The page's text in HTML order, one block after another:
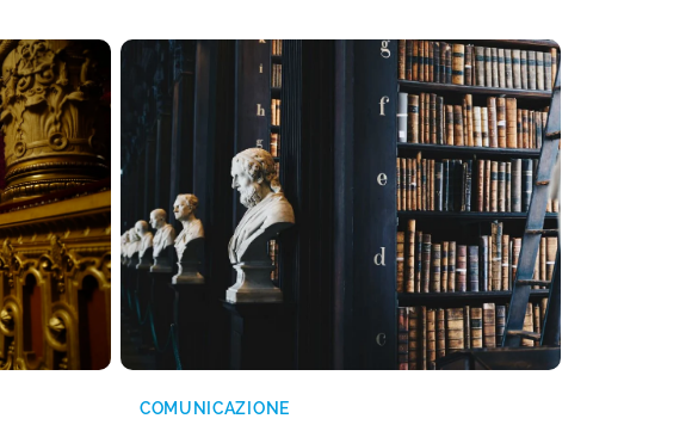
COMUNICAZIONE